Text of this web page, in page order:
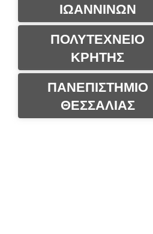
ΙΩΑΝΝΙΝΩΝ
ΠΟΛΥΤΕΧΝΕΙΟ
ΚΡΗΤΗΣ
ΠΑΝΕΠΙΣΤΗΜΙΟ
ΘΕΣΣΑΛΙΑΣ